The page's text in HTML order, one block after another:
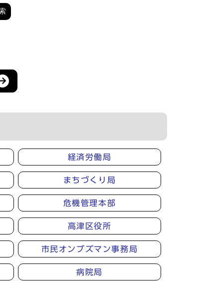
経済労働局
まちづくり局
危機管理本部
高津区役所
市民オンブズマン事務局
病院局